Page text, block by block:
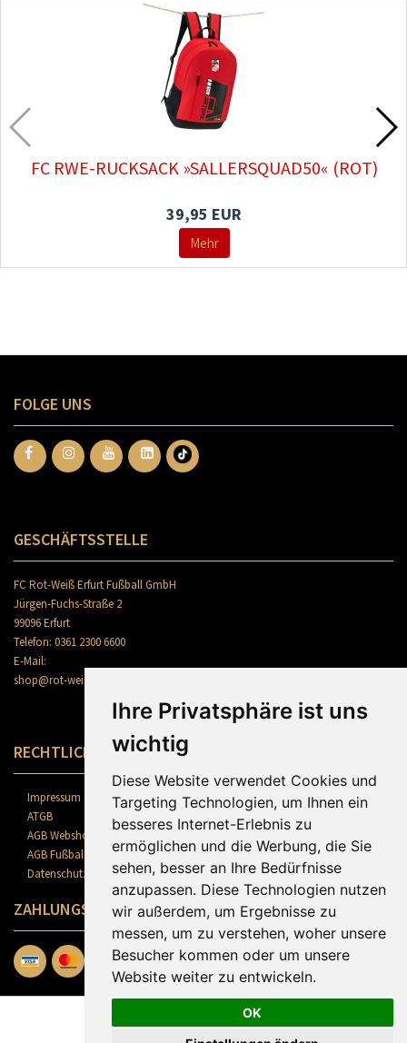
Ihre Privatsphäre ist uns
wichtig
Diese Website verwendet Cookies und
Targeting Technologien, um Ihnen ein
besseres Internet-Erlebnis zu
ermöglichen und die Werbung, die Sie
sehen, besser an Ihre Bedürfnisse
anzupassen. Diese Technologien nutzen
wir außerdem, um Ergebnisse zu
messen, um zu verstehen, woher unsere
Besucher kommen oder um unsere
Website weiter zu entwickeln.
OK
FC RWE-RUCKSACK »SALLERSQUAD50« (ROT)
39,95 EUR
Mehr
FOLGE UNS
GESCHÄFTSSTELLE
FC Rot-Weiß Erfurt Fußball GmbH
Jürgen-Fuchs-Straße 2
99096 Erfurt
Telefon: 0361 2300 6600
E-Mail:
shop@rot-weiss-erfurt.de
RECHTLICHES
Impressum
ATGB
AGB Webshop
AGB Fußballschule
Datenschutz
ZAHLUNGSARTEN